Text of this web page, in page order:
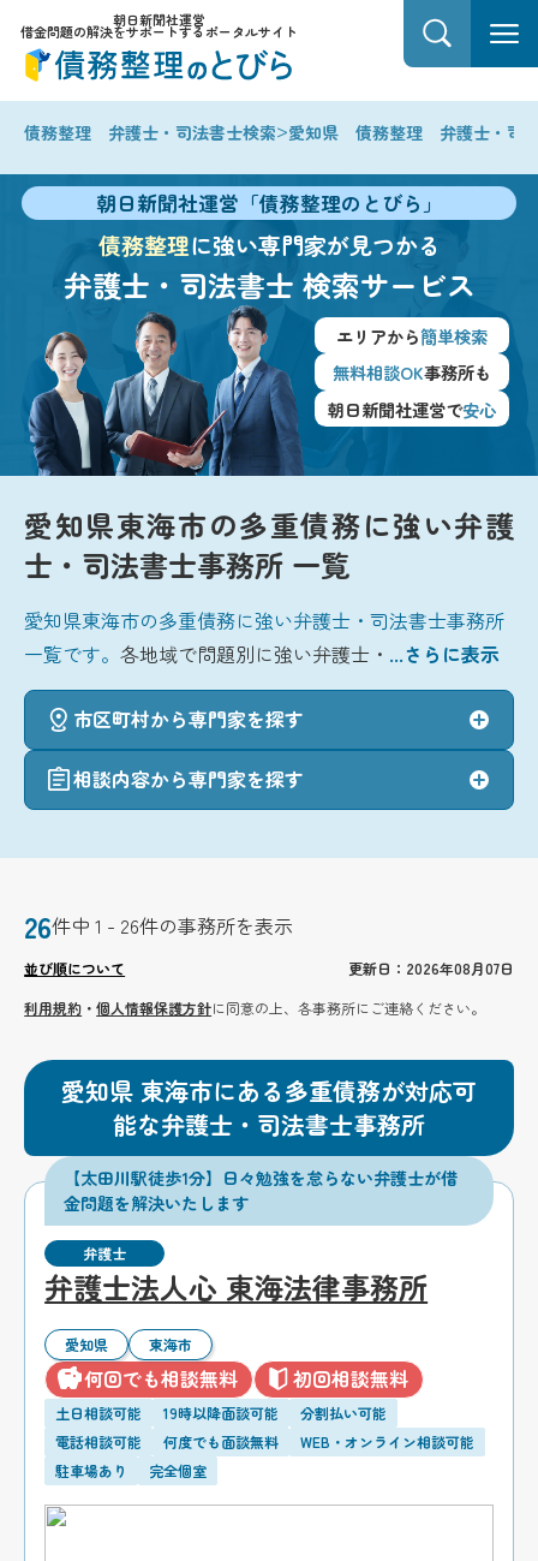
朝日新聞社運営
借金問題の解決をサポートするポータルサイト
債務整理 弁護士・司法書士検索>愛知県 債務整理 弁護士・司
朝日新聞社運営「債務整理のとびら」
債務整理に強い専門家が見つかる
弁護士・司法書士 検索サービス
エリアから簡単検索
無料相談OK事務所も
朝日新聞社運営で安心
愛知県東海市の多重債務に強い弁護
士・司法書士事務所 一覧
愛知県東海市の多重債務に強い弁護士・司法書士事務所
一覧です。各地域で問題別に強い弁護士・ ...さらに表示
市区町村から専門家を探す
相談内容から専門家を探す
26件中 1 - 26件の事務所を表示
並び順について
更新日：2026年08月07日
利用規約 ・個人情報保護方針に同意の上、各事務所にご連絡ください。
愛知県 東海市にある多重債務が対応可
能な弁護士・司法書士事務所
【太田川駅徒歩1分】日々勉強を怠らない弁護士が借
金問題を解決いたします
弁護士
弁護士法人心 東海法律事務所
愛知県 東海市
何回でも相談無料 初回相談無料
土日相談可能 19時以降面談可能
分割払い可能
電話相談可能
何度でも面談無料
WEB・オンライン相談可能
駐車場あり
完全個室